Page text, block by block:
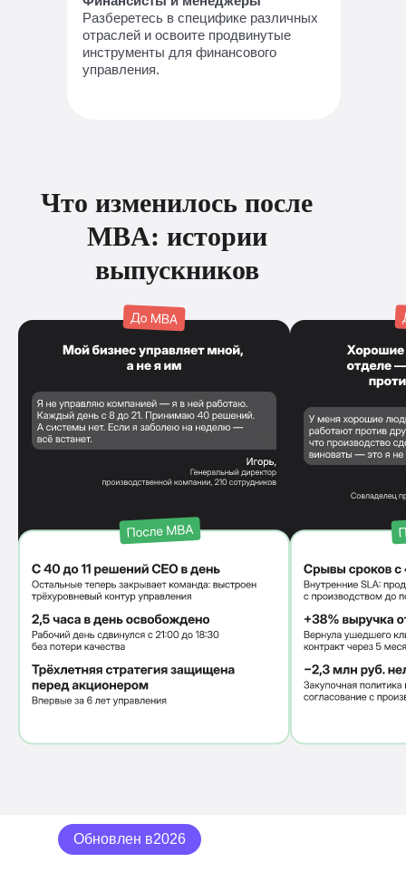
Разберетесь в специфике различных
отраслей и освоите продвинутые
инструменты для финансового
управления.
Что изменилось после
MBA: истории
выпускников
Обновлен в2026